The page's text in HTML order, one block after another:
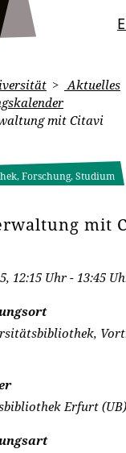
Aktuelles
mit Citavi
Forschung, Studium
mit
12:15 Uhr - 13:45
Erfurt (UB)